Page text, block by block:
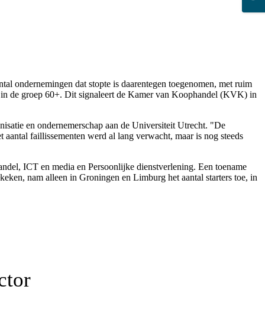
ondernemingen dat stopte is daarentegen toegenomen, met ruim
de groep 60+. Dit signaleert de Kamer van Koophandel (KVK) in
en ondernemerschap aan de Universiteit Utrecht. "De
faillissementen werd al lang verwacht, maar is nog steeds
ICT en media en Persoonlijke dienstverlening. Een toename
nam alleen in Groningen en Limburg het aantal starters toe, in